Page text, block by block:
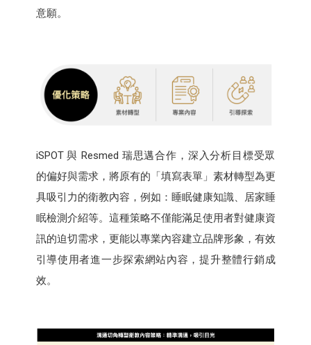
意願。
iSPOT 與 Resmed 瑞思邁合作，深入分析目標受眾
的偏好與需求，將原有的「填寫表單」素材轉型為更
具吸引力的衛教內容，例如：睡眠健康知識、居家睡
眠檢測介紹等。這種策略不僅能滿足使用者對健康資
訊的迫切需求，更能以專業內容建立品牌形象，有效
引導使用者進一步探索網站內容，提升整體行銷成
效。